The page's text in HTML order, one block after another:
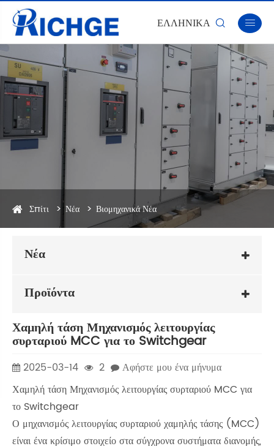
ΕΛΛΗΝΙΚΆ  
Σπίτι Νέα Βιομηχανικά Νέα
Νέα
Προϊόντα
Χαμηλή τάση Μηχανισμός λειτουργίας
συρταριού MCC για το Switchgear
2025-03-14 2
Αφήστε μου ένα μήνυμα
Χαμηλή τάση Μηχανισμός λειτουργίας συρταριού MCC για
το Switchgear
Ο μηχανισμός λειτουργίας συρταριού χαμηλής τάσης (MCC)
είναι ένα κρίσιμο στοιχείο στα σύγχρονα συστήματα διανομής,